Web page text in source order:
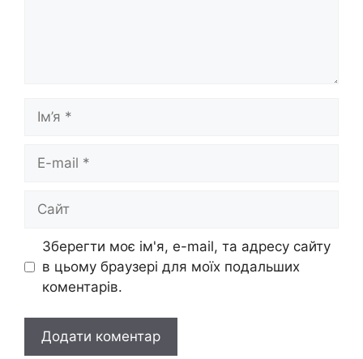
mail
Зберегти моє ім'я, e-mail, та адресу сайту
в цьому браузері для моїх подальших
коментарів.